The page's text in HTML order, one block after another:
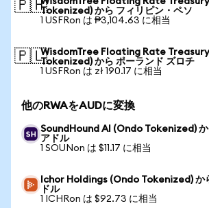
🇵🇭Tokenized) から フィリピン・ペソ
1 USFRon は ₱3,104.63 に相当
🇵🇱WisdomTree Floating Rate
Tokenized) から ポーランド ズロチ
1 USFRon は zł 190.17 に相当
他のRWAをAUDに変換
SoundHound AI (Ondo Tokenized) か
アドル
1 SOUNon は $11.17 に相当
Ichor Holdings (Ondo Tokenized) か
ドル
1 ICHRon は $92.73 に相当